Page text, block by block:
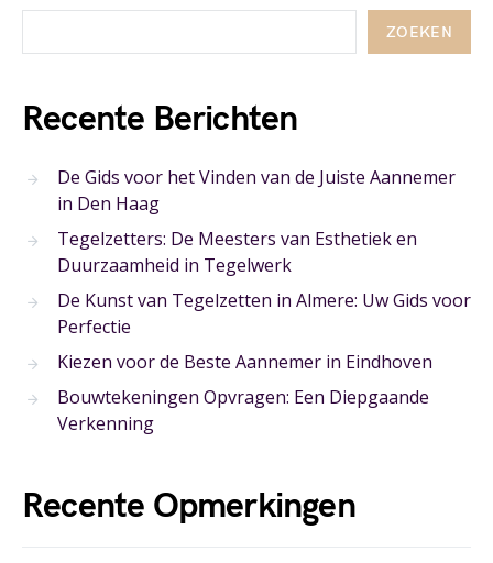
ZOEKEN
Recente Berichten
De Gids voor het Vinden van de Juiste Aannemer
in Den Haag
Tegelzetters: De Meesters van Esthetiek en
Duurzaamheid in Tegelwerk
De Kunst van Tegelzetten in Almere: Uw Gids voor
Perfectie
Kiezen voor de Beste Aannemer in Eindhoven
Bouwtekeningen Opvragen: Een Diepgaande
Verkenning
Recente Opmerkingen